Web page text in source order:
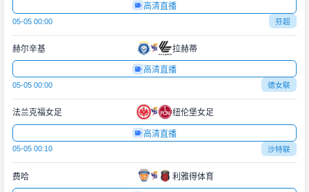
高清直播
05-05 00:00 芬超
赫尔辛基 拉赫蒂
高清直播
05-05 00:00 德女联
法兰克福女足 纽伦堡女足
高清直播
05-05 00:10 沙特联
费哈 利雅得体育